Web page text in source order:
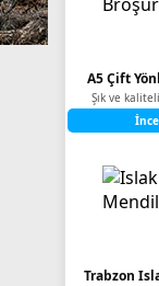
A5 Çift
Şık ve
Trabzon